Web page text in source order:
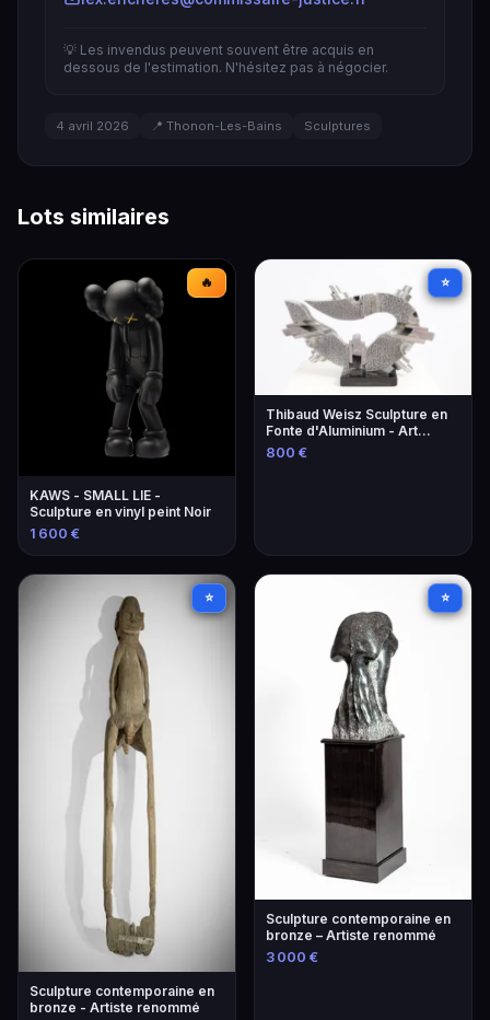
💡 Les invendus peuvent souvent être acquis en
dessous de l'estimation. N'hésitez pas à négocier.
4 avril 2026 📍 Thonon-Les-Bains Sculptures
Lots similaires
🔥
KAWS - SMALL LIE -
Sculpture en vinyl peint Noir
1 600 €
⭐
Thibaud Weisz Sculpture en
Fonte d'Aluminium - Art
Contemporain
800 €
⭐
Sculpture contemporaine en
bronze - Artiste renommé
⭐
Sculpture contemporaine en
bronze – Artiste renommé
3 000 €